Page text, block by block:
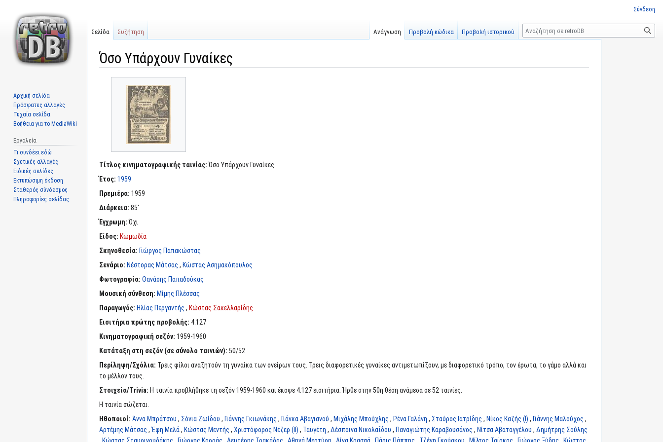
Όσο Υπάρχουν Γυναίκες
Τίτλος κινηματογραφικής ταινίας:Όσο Υπάρχουν Γυναίκες
Έτος: 1959
Πρεμιέρα: 1959
Διάρκεια: 85'
Έγχρωμη:Όχι
Είδος: Κωμωδία
Σκηνοθεσία: Γιώργος Παπακώστας
Σενάριο: Νέστορας Μάτσας , Κώστας Ασημακόπουλος
Φωτογραφία: Θανάσης Παπαδούκας
Μουσική σύνθεση: Μίμης Πλέσσας
Παραγωγός: Ηλίας Περγαντής , Κώστας Σακελλαρίδης
Εισιτήρια πρώτης προβολής: 4.127
Κινηματογραφική σεζόν: 1959-1960
Κατάταξη στη σεζόν (σε σύνολο ταινιών): 50/52
Περίληψη/Σχόλια: Τρεις φίλοι αναζητούν τη γυναίκα των ονείρων τους. Τρεις διαφορετικές γυναίκες αντιμετωπίζουν, με διαφορετικό τρόπο, τον έρωτα, το γάμο αλλά και
το μέλλον τους.
Στοιχεία/Trivia: Η ταινία προβλήθηκε τη σεζόν 1959-1960 και έκοψε 4.127 εισιτήρια. Ήρθε στην 50η θέση ανάμεσα σε 52 ταινίες.
Η ταινία σώζεται.
Ηθοποιοί: Άννα Μπράτσου , Σόνια Ζωίδου , Γιάννης Γκιωνάκης , Γιάνκα Αβαγιανού , Μιχάλης Μπούχλης , Ρένα Γαλάνη , Σταύρος Ιατρίδης , Νίκος Καζής (I) , Γιάννης Μαλούχος ,
Αρτέμης Μάτσας ,Έφη Μελά, Κώστας Μεντής , Χριστόφορος Νέζερ (II) , Ταϋγέτη , Δέσποινα Νικολαΐδου , Παναγιώτης Καραβουσάνος , Νίτσα Αβαταγγέλου , Δημήτρης Σούλης
Σύνδεση
Σελίδα Συζήτηση Ανάγνωση Προβολή κώδικα Προβολή ιστορικού
Αναζήτηση
Αρχική σελίδα
Πρόσφατες αλλαγές
Τυχαία σελίδα
Βοήθεια για το MediaWiki
Εργαλεία
Τι συνδέει εδώ
Σχετικές αλλαγές
Ειδικές σελίδες
Εκτυπώσιμη έκδοση
Σταθερός σύνδεσμος
Πληροφορίες σελίδας